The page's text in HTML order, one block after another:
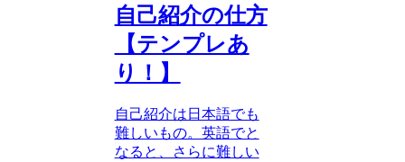
自己紹介の仕方
【テンプレあ
り！】
自己紹介は日本語でも
難しいもの。英語でと
なると、さらに難しい